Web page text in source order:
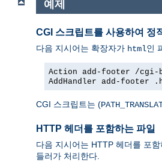
예제
CGI 스크립트를 사용하여 정
다음 지시어는 확장자가 html인
Action add-footer /
AddHandler add-footer
CGI 스크립트는 (
HTTP 헤더를 포함하는 파일
다음 지시어는 HTTP 헤더를 포함
들러가 처리한다.